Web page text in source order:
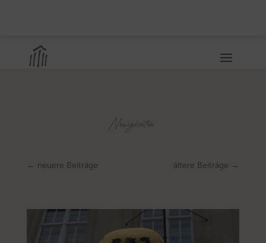
Neuigkeiten
← neuere Beiträge ältere Beiträge →